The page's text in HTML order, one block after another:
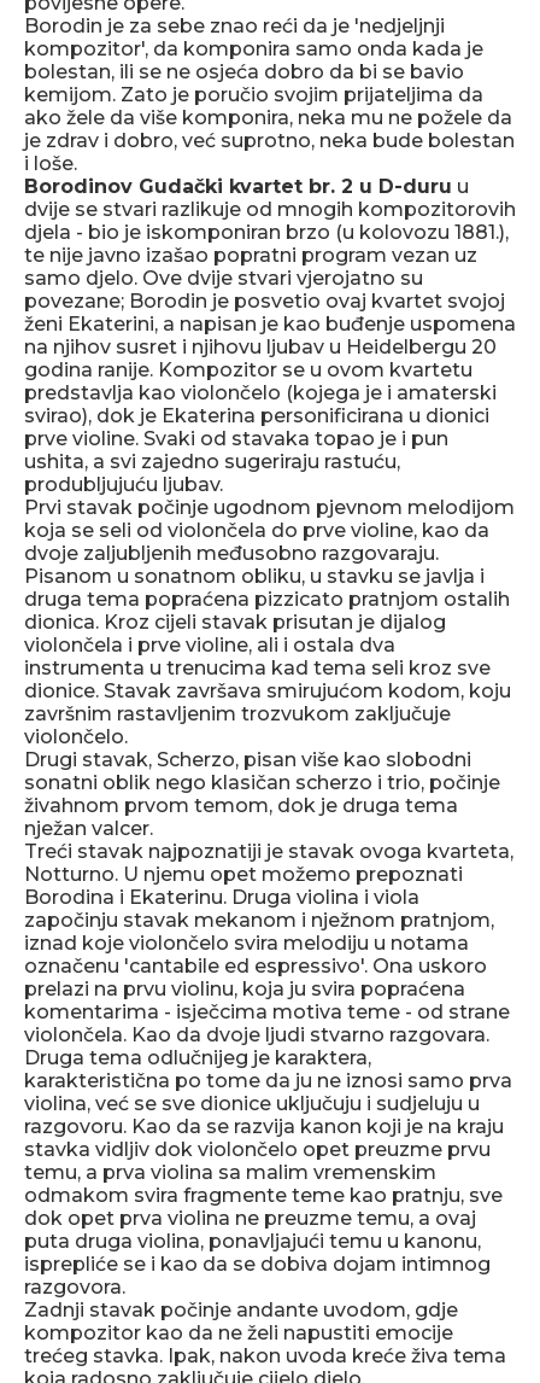
Borodin je za sebe znao reći da je 'nedjeljnji
kompozitor', da komponira samo onda kada je
bolestan, ili se ne osjeća dobro da bi se bavio
kemijom. Zato je poručio svojim prijateljima da
ako žele da više komponira, neka mu ne požele da
je zdrav i dobro, već suprotno, neka bude bolestan
i loše.
Borodinov Gudački kvartet br. 2 u D-duru u
dvije se stvari razlikuje od mnogih kompozitorovih
djela - bio je iskomponiran brzo (u kolovozu 1881.),
te nije javno izašao popratni program vezan uz
samo djelo. Ove dvije stvari vjerojatno su
povezane; Borodin je posvetio ovaj kvartet svojoj
ženi Ekaterini, a napisan je kao buđenje uspomena
na njihov susret i njihovu ljubav u Heidelbergu 20
godina ranije. Kompozitor se u ovom kvartetu
predstavlja kao violončelo (kojega je i amaterski
svirao), dok je Ekaterina personificirana u dionici
prve violine. Svaki od stavaka topao je i pun
ushita, a svi zajedno sugeriraju rastuću,
produbljujuću ljubav.
Prvi stavak počinje ugodnom pjevnom melodijom
koja se seli od violončela do prve violine, kao da
dvoje zaljubljenih međusobno razgovaraju.
Pisanom u sonatnom obliku, u stavku se javlja i
druga tema popraćena pizzicato pratnjom ostalih
dionica. Kroz cijeli stavak prisutan je dijalog
violončela i prve violine, ali i ostala dva
instrumenta u trenucima kad tema seli kroz sve
dionice. Stavak završava smirujućom kodom, koju
završnim rastavljenim trozvukom zaključuje
violončelo.
Drugi stavak, Scherzo, pisan više kao slobodni
sonatni oblik nego klasičan scherzo i trio, počinje
živahnom prvom temom, dok je druga tema
nježan valcer.
Treći stavak najpoznatiji je stavak ovoga kvarteta,
Notturno. U njemu opet možemo prepoznati
Borodina i Ekaterinu. Druga violina i viola
započinju stavak mekanom i nježnom pratnjom,
iznad koje violončelo svira melodiju u notama
označenu 'cantabile ed espressivo'. Ona uskoro
prelazi na prvu violinu, koja ju svira popraćena
komentarima - isječcima motiva teme - od strane
violončela. Kao da dvoje ljudi stvarno razgovara.
Druga tema odlučnijeg je karaktera,
karakteristična po tome da ju ne iznosi samo prva
violina, već se sve dionice uključuju i sudjeluju u
razgovoru. Kao da se razvija kanon koji je na kraju
stavka vidljiv dok violončelo opet preuzme prvu
temu, a prva violina sa malim vremenskim
odmakom svira fragmente teme kao pratnju, sve
dok opet prva violina ne preuzme temu, a ovaj
puta druga violina, ponavljajući temu u kanonu,
isprepliće se i kao da se dobiva dojam intimnog
razgovora.
Zadnji stavak počinje andante uvodom, gdje
kompozitor kao da ne želi napustiti emocije
trećeg stavka. Ipak, nakon uvoda kreće živa tema